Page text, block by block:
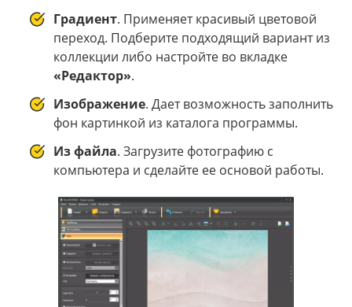
Градиент. Применяет красивый цветовой
переход. Подберите подходящий вариант из
коллекции либо настройте во вкладке
«Редактор».
Изображение. Дает возможность заполнить
фон картинкой из каталога программы.
Из файла. Загрузите фотографию с
компьютера и сделайте ее основой работы.